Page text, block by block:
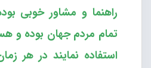
راهنما و مشاور خوبی
تمام مردم جهان بوده و
استفاده نمایند در هر